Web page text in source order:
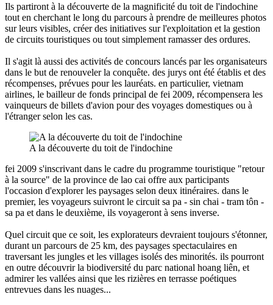
Ils partiront à la découverte de la magnificité du toit de l'indochine
tout en cherchant le long du parcours à prendre de meilleures photos
sur leurs visibles, créer des initiatives sur l'exploitation et la gestion
de circuits touristiques ou tout simplement ramasser des ordures.
Il s'agit là aussi des activités de concours lancés par les organisateurs
dans le but de renouveler la conquête. des jurys ont été établis et des
récompenses, prévues pour les lauréats. en particulier, vietnam
airlines, le bailleur de fonds principal de fei 2009, récompensera les
vainqueurs de billets d'avion pour des voyages domestiques ou à
l'étranger selon les cas.
A la découverte du toit de l'indochine
fei 2009 s'inscrivant dans le cadre du programme touristique "retour
à la source" de la province de lao cai offre aux participants
l'occasion d'explorer les paysages selon deux itinéraires. dans le
premier, les voyageurs suivront le circuit sa pa - sin chai - tram tôn -
sa pa et dans le deuxième, ils voyageront à sens inverse.
Quel circuit que ce soit, les explorateurs devraient toujours s'étonner,
durant un parcours de 25 km, des paysages spectaculaires en
traversant les jungles et les villages isolés des minorités. ils pourront
en outre découvrir la biodiversité du parc national hoang liên, et
admirer les vallées ainsi que les rizières en terrasse poétiques
entrevues dans les nuages...